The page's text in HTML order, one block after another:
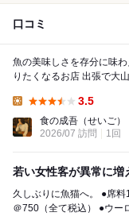
口コミ
魚の美味しさを存分に味
りたくなるお店 出張で大山を訪れた際、昼食を兼ねて気になっていた魚
3.5
食の成吾（せいご）
2026/07 訪問
1回
若い女性客が異常に増
久しぶりに魚猫へ。 ●席料110（お通しはナシ） ●ホタルイカ辛子酢味噌
＠750（全て税込） ●ウーロンハイ＠450×３でカンパーイ 春らしくホタ